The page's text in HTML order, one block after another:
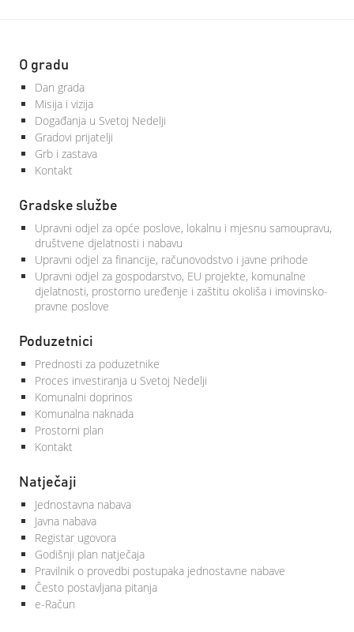
O gradu
Dan grada
Misija i vizija
Događanja u Svetoj Nedelji
Gradovi prijatelji
Grb i zastava
Kontakt
Gradske službe
Upravni odjel za opće poslove, lokalnu i mjesnu samoupravu,
društvene djelatnosti i nabavu
Upravni odjel za financije, računovodstvo i javne prihode
Upravni odjel za gospodarstvo, EU projekte, komunalne
djelatnosti, prostorno uređenje i zaštitu okoliša i imovinsko-
pravne poslove
Poduzetnici
Prednosti za poduzetnike
Proces investiranja u Svetoj Nedelji
Komunalni doprinos
Komunalna naknada
Prostorni plan
Kontakt
Natječaji
Jednostavna nabava
Javna nabava
Registar ugovora
Godišnji plan natječaja
Pravilnik o provedbi postupaka jednostavne nabave
Često postavljana pitanja
e-Račun